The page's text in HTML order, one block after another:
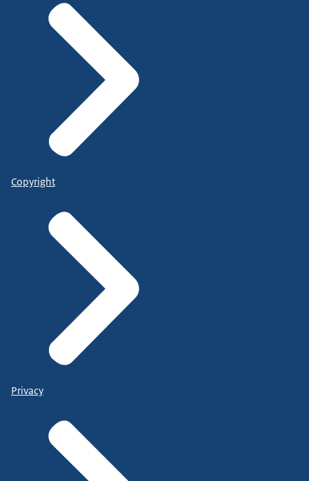
Copyright
Privacy